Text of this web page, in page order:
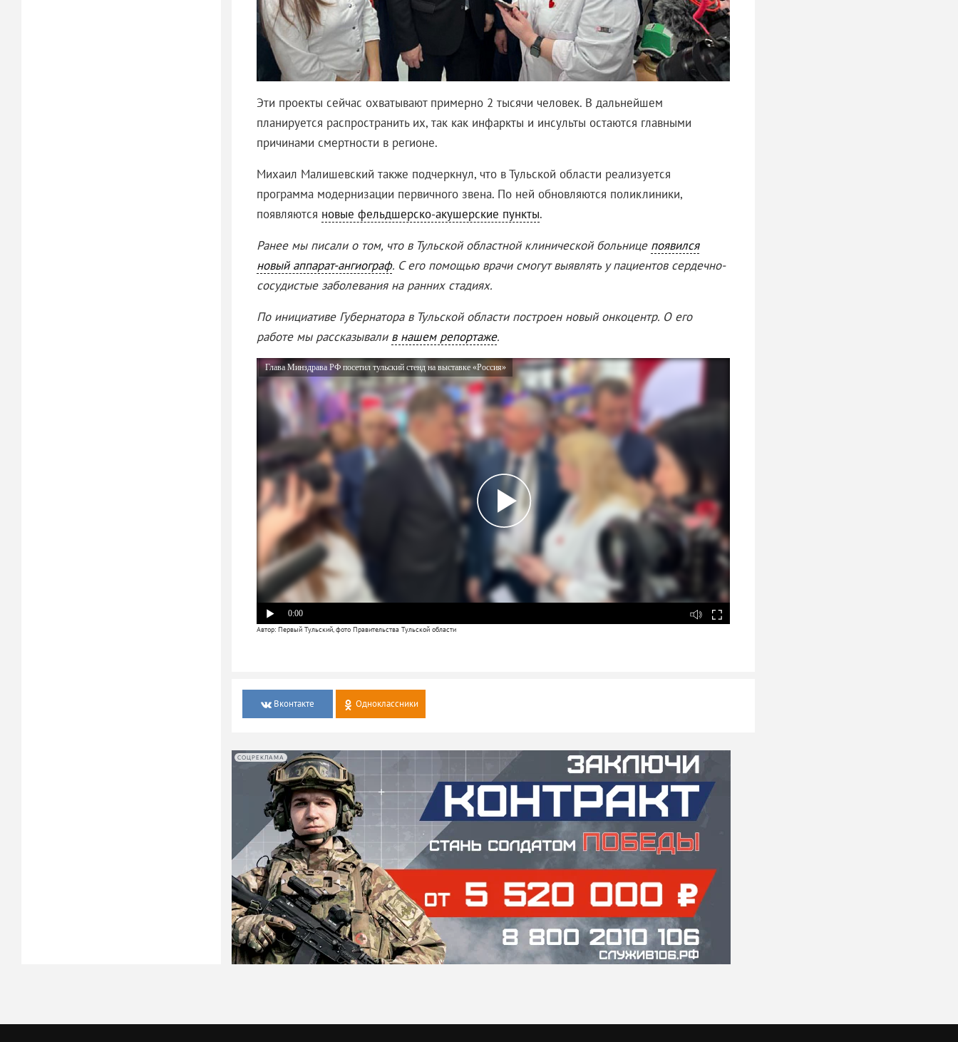
Эти проекты сейчас охватывают примерно 2 тысячи человек. В дальнейшем
планируется распространить их, так как инфаркты и инсульты остаются главными
причинами смертности в регионе.
Михаил Малишевский также подчеркнул, что в Тульской области реализуется
программа модернизации первичного звена. По ней обновляются поликлиники,
появляются новые фельдшерско-акушерские пункты.
Ранее мы писали о том, что в Тульской областной клинической больнице появился
новый аппарат-ангиограф. С его помощью врачи смогут выявлять у пациентов сердечно-
сосудистые заболевания на ранних стадиях.
По инициативе Губернатора в Тульской области построен новый онкоцентр. О его
работе мы рассказывали в нашем репортаже.
Глава Минздрава РФ посетил тульский стенд на выставке «Россия»
0:00
Автор: Первый Тульский, фото Правительства Тульской области
Вконтакте Одноклассники
СОЦРЕКЛАМА